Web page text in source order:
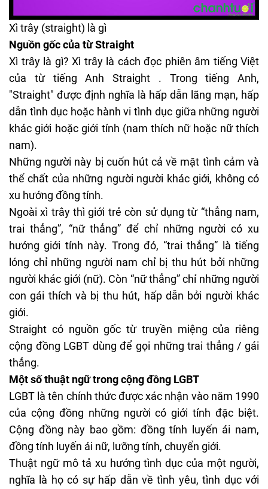
Xì trây (straight) là gì
Nguồn gốc của từ Straight
Xì trây là gì? Xì trây là cách đọc phiên âm tiếng Việt
của từ tiếng Anh Straight . Trong tiếng Anh,
"Straight" được định nghĩa là hấp dẫn lãng mạn, hấp
dẫn tình dục hoặc hành vi tình dục giữa những người
khác giới hoặc giới tính (nam thích nữ hoặc nữ thích
nam).
Những người này bị cuốn hút cả về mặt tình cảm và
thể chất của những người người khác giới, không có
xu hướng đồng tính.
Ngoài xì trây thì giới trẻ còn sử dụng từ “thẳng nam,
trai thẳng”, “nữ thẳng” để chỉ những người có xu
hướng giới tính này. Trong đó, “trai thẳng” là tiếng
lóng chỉ những người nam chỉ bị thu hút bởi những
người khác giới (nữ). Còn “nữ thẳng” chỉ những người
con gái thích và bị thu hút, hấp dẫn bởi người khác
giới.
Straight có nguồn gốc từ truyền miệng của riêng
cộng đồng LGBT dùng để gọi những trai thẳng / gái
thẳng.
Một số thuật ngữ trong cộng đồng LGBT
LGBT là tên chính thức được xác nhận vào năm 1990
của cộng đồng những người có giới tính đặc biệt.
Cộng đồng này bao gồm: đồng tính luyến ái nam,
đồng tính luyến ái nữ, lưỡng tính, chuyển giới.
Thuật ngữ mô tả xu hướng tình dục của một người,
nghĩa là họ có sự hấp dẫn về tình yêu, tình dục với